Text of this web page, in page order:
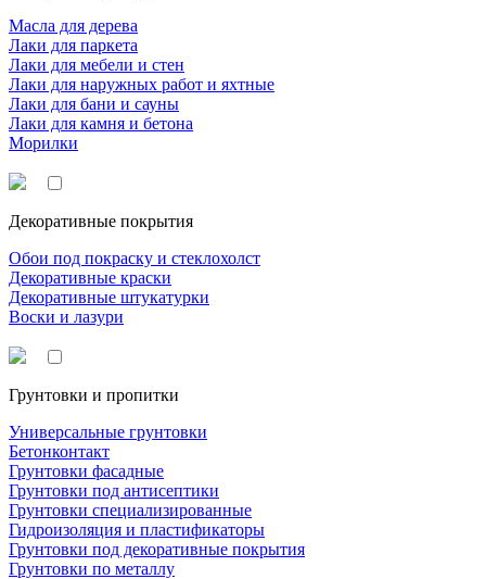
Масла для дерева
Лаки для паркета
Лаки для мебели и стен
Лаки для наружных работ и яхтные
Лаки для бани и сауны
Лаки для камня и бетона
Морилки
Декоративные покрытия
Обои под покраску и стеклохолст
Декоративные краски
Декоративные штукатурки
Воски и лазури
Грунтовки и пропитки
Универсальные грунтовки
Бетонконтакт
Грунтовки фасадные
Грунтовки под антисептики
Грунтовки специализированные
Гидроизоляция и пластификаторы
Грунтовки под декоративные покрытия
Грунтовки по металлу